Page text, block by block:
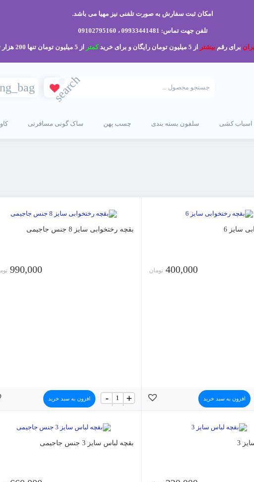
امکان ثبت سفارش به صورت تلفنی نیز مهیا می باشد.
تلفن جهت تماس: 09933441481 ، 09102795160
برای رقم بیشتر از 5 میلیون تومان رایگان و برای خرید کمتر از 5 میلیون تومان تنها 200 هزار تومان می باشد.
search
اسباب کشی سلفون بسته بندی چسب پهن ساک گونی مسافرتی
سایز 6
افزون به سبد خرید
400,000 تومان
بقچه رختخوابی سایز 8 جنس جاجیمی
بقچه
رختخوابی
سایز
عدد
+
- افزون به سبد خرید
990,000
3 بقچه لباس سایز 3 جنس جاجیمی